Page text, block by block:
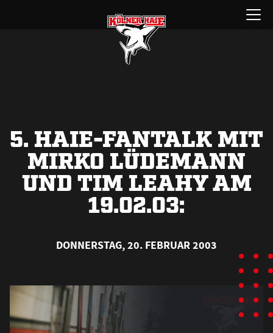
Menü
öffnen
5. HAIE-FANTALK MIT
MIRKO LÜDEMANN
UND TIM LEAHY AM
19.02.03:
DONNERSTAG, 20. FEBRUAR 2003